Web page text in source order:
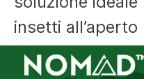
Chi siamo
Cronologia
insetti all’aperto